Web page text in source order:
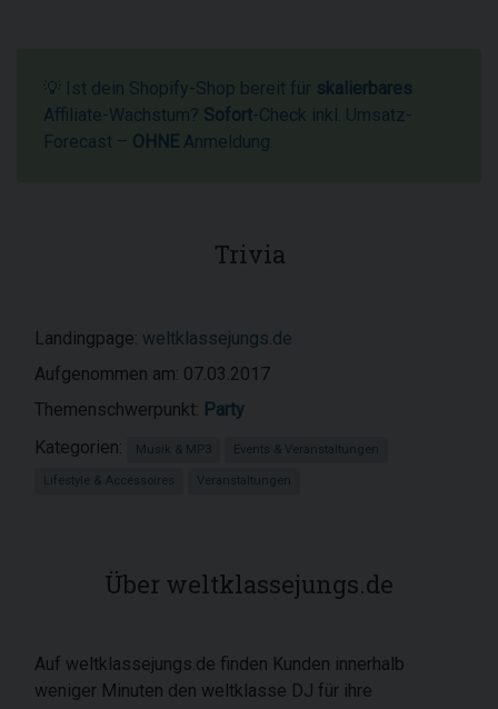
💡 Ist dein Shopify-Shop bereit für skalierbares
Affiliate-Wachstum? Sofort-Check inkl. Umsatz-
Forecast – OHNE Anmeldung.
Trivia
Landingpage: weltklassejungs.de
Aufgenommen am: 07.03.2017
Themenschwerpunkt: Party
Kategorien:
Musik & MP3 Events & Veranstaltungen
Lifestyle & Accessoires Veranstaltungen
Über weltklassejungs.de
Auf weltklassejungs.de finden Kunden innerhalb
weniger Minuten den weltklasse DJ für ihre